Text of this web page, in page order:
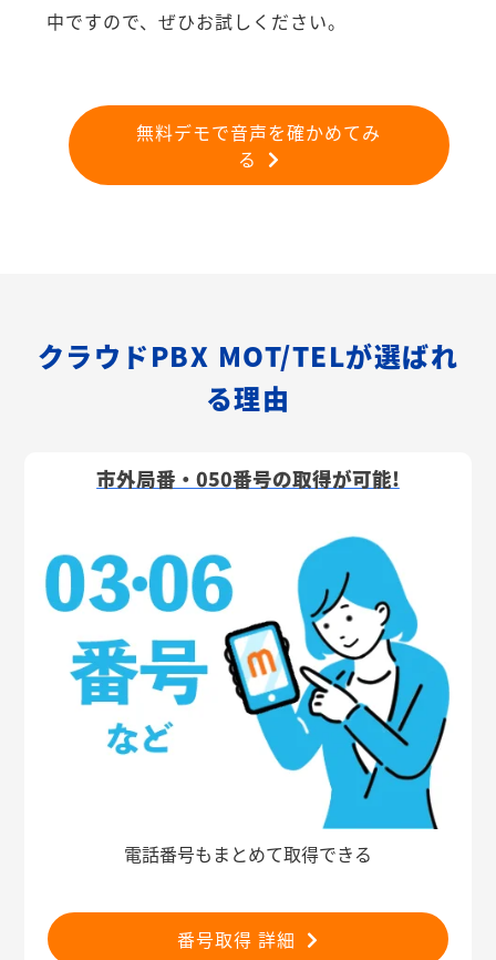
中ですので、ぜひお試しください。
無料デモで音声を確かめてみ
る
クラウドPBX MOT/TELが選ばれ
る理由
市外局番・050番号の取得が可能!
電話番号もまとめて取得できる
番号取得 詳細